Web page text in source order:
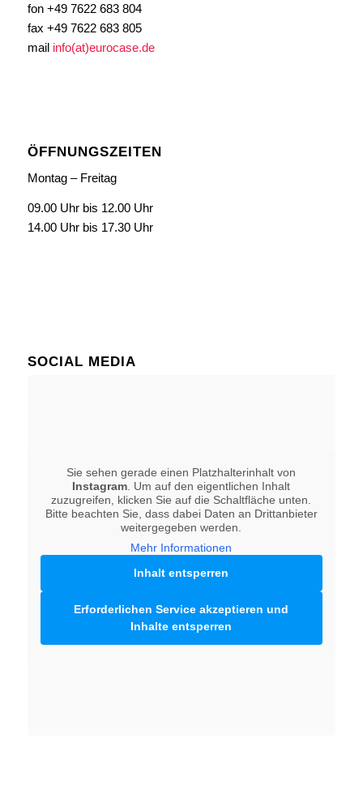
fon +49 7622 683 804
fax +49 7622 683 805
mail info(at)eurocase.de
ÖFFNUNGSZEITEN
Montag – Freitag
09.00 Uhr bis 12.00 Uhr
14.00 Uhr bis 17.30 Uhr
SOCIAL MEDIA
Sie sehen gerade einen Platzhalterinhalt von
Instagram . Um auf den eigentlichen Inhalt
zuzugreifen, klicken Sie auf die Schaltfläche unten.
Bitte beachten Sie, dass dabei Daten an Drittanbieter
weitergegeben werden.
Mehr Informationen
Inhalt entsperren
Erforderlichen Service akzeptieren und
Inhalte entsperren